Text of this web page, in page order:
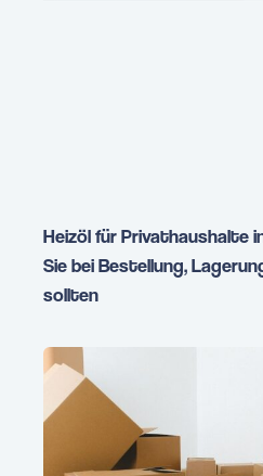
Heizöl für Privathaushalte
Sie bei Bestellung,
sollten